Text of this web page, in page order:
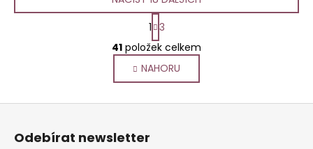
O
v
l
á
d
S
t
r
á
n
k
o
1 3
41 položek celkem
NAHORU
Odebírat newsletter